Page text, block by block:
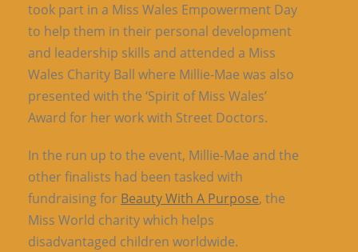
took part in a Miss Wales Empowerment Day
to help them in their personal development
and leadership skills and attended a Miss
Wales Charity Ball where Millie-Mae was also
presented with the ‘Spirit of Miss Wales’
Award for her work with Street Doctors.
In the run up to the event, Millie-Mae and the
other finalists had been tasked with
fundraising for Beauty With A Purpose, the
Miss World charity which helps
disadvantaged children worldwide.